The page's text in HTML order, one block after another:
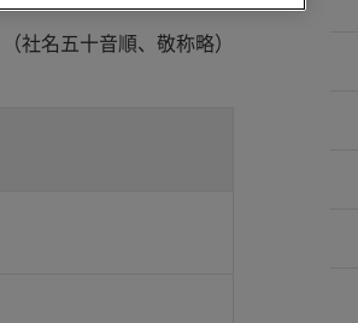
（社名五十音順、敬称略）